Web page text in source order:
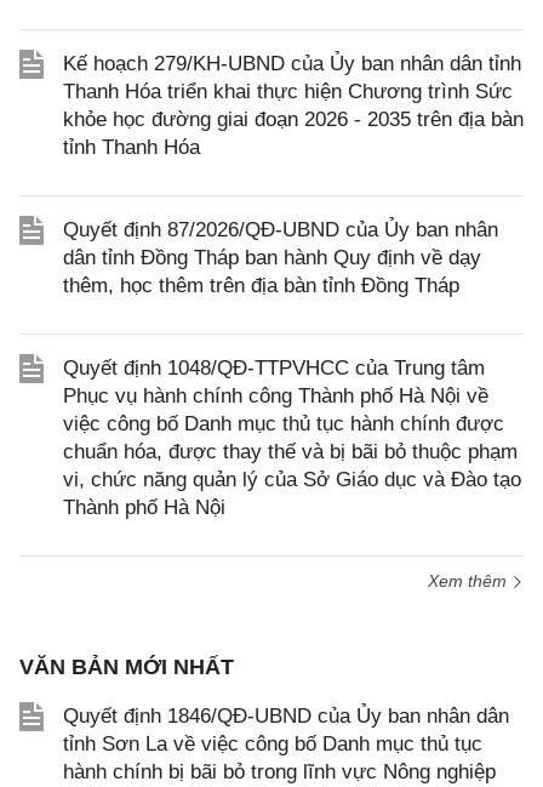
Kế hoạch 279/KH-UBND của Ủy ban nhân dân tỉnh
Thanh Hóa triển khai thực hiện Chương trình Sức
khỏe học đường giai đoạn 2026 - 2035 trên địa bàn
tỉnh Thanh Hóa
Quyết định 87/2026/QĐ-UBND của Ủy ban nhân
dân tỉnh Đồng Tháp ban hành Quy định về dạy
thêm, học thêm trên địa bàn tỉnh Đồng Tháp
Quyết định 1048/QĐ-TTPVHCC của Trung tâm
Phục vụ hành chính công Thành phố Hà Nội về
việc công bố Danh mục thủ tục hành chính được
chuẩn hóa, được thay thế và bị bãi bỏ thuộc phạm
vi, chức năng quản lý của Sở Giáo dục và Đào tạo
Thành phố Hà Nội
Xem thêm
VĂN BẢN MỚI NHẤT
Quyết định 1846/QĐ-UBND của Ủy ban nhân dân
tỉnh Sơn La về việc công bố Danh mục thủ tục
hành chính bị bãi bỏ trong lĩnh vực Nông nghiệp